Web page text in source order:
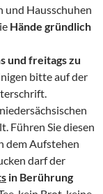
und Hausschuhen
Hände gründlich
und freitags zu
bitte auf der
Führen Sie diesen
dem Aufstehen
darf der
in Berührung